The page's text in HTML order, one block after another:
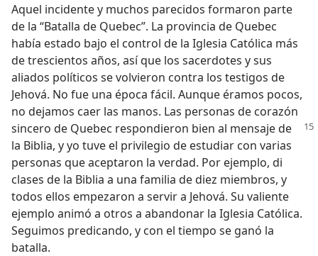
Aquel incidente y muchos parecidos formaron parte
de la “Batalla de Quebec”. La provincia de Quebec
había estado bajo el control de la Iglesia Católica más
de trescientos años, así que los sacerdotes y sus
aliados políticos se volvieron contra los testigos de
Jehová. No fue una época fácil. Aunque éramos pocos,
no dejamos caer las manos. Las personas de corazón
sincero de Quebec respondieron bien al mensaje de
la Biblia, y yo tuve el privilegio de estudiar con varias
personas que aceptaron la verdad. Por ejemplo, di
clases de la Biblia a una familia de diez miembros, y
todos ellos empezaron a servir a Jehová. Su valiente
ejemplo animó a otros a abandonar la Iglesia Católica.
Seguimos predicando, y con el tiempo se ganó la
batalla.